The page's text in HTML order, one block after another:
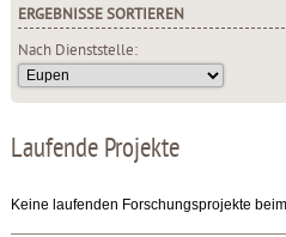
ERGEBNISSE SORTIEREN
Nach Dienststelle:
Laufende Projekte
Keine laufenden Forschungsprojekte